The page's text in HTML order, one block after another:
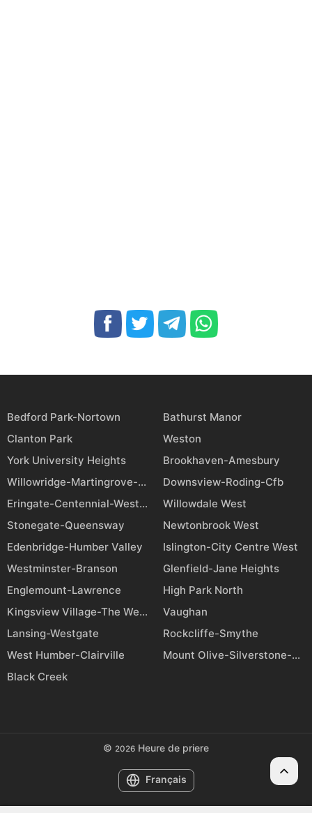
Bedford Park-Nortown
Bathurst Manor
Clanton Park
Weston
York University Heights
Brookhaven-Amesbury
Willowridge-Martingrove-Richview
Downsview-Roding-Cfb
Eringate-Centennial-West Deane
Willowdale West
Stonegate-Queensway
Newtonbrook West
Edenbridge-Humber Valley
Islington-City Centre West
Westminster-Branson
Glenfield-Jane Heights
Englemount-Lawrence
High Park North
Kingsview Village-The Westway
Vaughan
Lansing-Westgate
Rockcliffe-Smythe
West Humber-Clairville
Mount Olive-Silverstone-Jamestown
Black Creek
© 2026 Heure de priere
Français